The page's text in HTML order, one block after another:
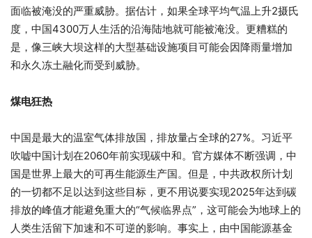
面临被淹没的严重威胁。据估计，如果全球平均气温上升2摄氏
度，中国4300万人生活的沿海陆地就可能被淹没。更糟糕的
是，像三峡大坝这样的大型基础设施项目可能会因降雨量增加
和永久冻土融化而受到威胁。
煤电狂热
中国是最大的温室气体排放国，排放量占全球的27%。习近平
吹嘘中国计划在2060年前实现碳中和。官方媒体不断强调，中
国是世界上最大的可再生能源生产国。但是，中共政权所计划
的一切都不足以达到这些目标，更不用说要实现2025年达到碳
排放的峰值才能避免重大的“气候临界点”，这可能会为地球上的
人类生活留下加速和不可逆的影响。事实上，由中国能源基金